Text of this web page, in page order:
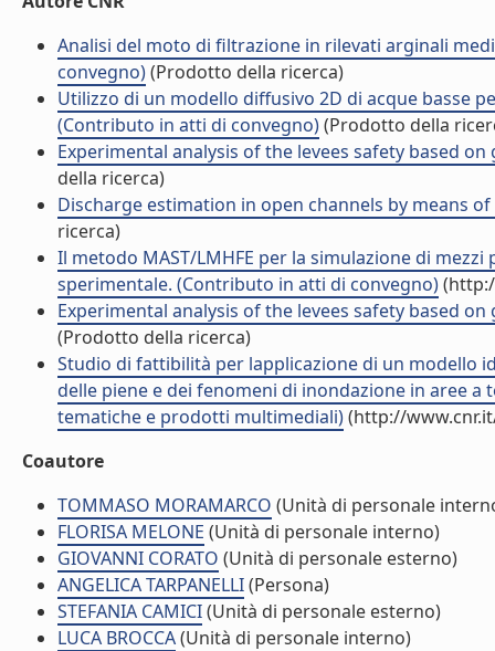
Analisi del moto di filtrazione in rilevati arginali
convegno)(Prodotto della ricerca)
Utilizzo di un modello diffusivo 2D di acque basse
(Contributo in atti di convegno)(Prodotto della
Experimental analysis of the levees safety based
della ricerca)
Discharge estimation in open channels by means
ricerca)
Il metodo MAST/LMHFE per la simulazione di
sperimentale. (Contributo in atti di convegno)
Experimental analysis of the levees safety based
(Prodotto della ricerca)
Studio di fattibilità per lapplicazione di un
delle piene e dei fenomeni di inondazione in aree
tematiche e prodotti multimediali)(http://
Coautore
TOMMASO MORAMARCO (Unità di personale
FLORISA MELONE (Unità di personale interno)
GIOVANNI CORATO (Unità di personale esterno)
ANGELICA TARPANELLI(Persona)
STEFANIA CAMICI(Unità di personale esterno)
LUCA BROCCA(Unità di personale interno)